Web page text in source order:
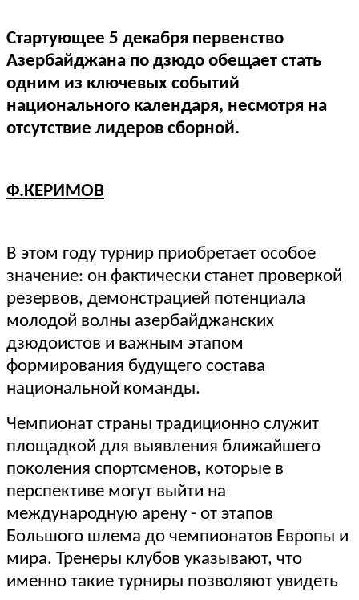
Стартующее 5 декабря первенство
Азербайджана по дзюдо обещает стать
одним из ключевых событий
национального календаря, несмотря на
отсутствие лидеров сборной.
Ф.КЕРИМОВ
В этом году турнир приобретает особое
значение: он фактически станет проверкой
резервов, демонстрацией потенциала
молодой волны азербайджанских
дзюдоистов и важным этапом
формирования будущего состава
национальной команды.
Чемпионат страны традиционно служит
площадкой для выявления ближайшего
поколения спортсменов, которые в
перспективе могут выйти на
международную арену - от этапов
Большого шлема до чемпионатов Европы и
мира. Тренеры клубов указывают, что
именно такие турниры позволяют увидеть